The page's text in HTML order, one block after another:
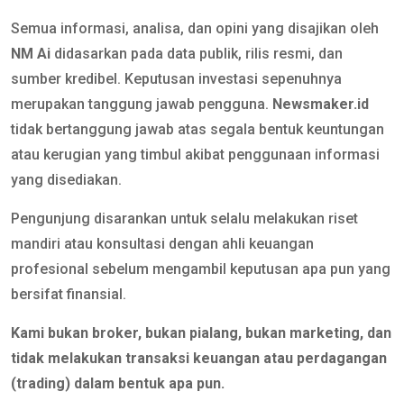
Semua informasi, analisa, dan opini yang disajikan oleh
NM Ai didasarkan pada data publik, rilis resmi, dan
sumber kredibel. Keputusan investasi sepenuhnya
merupakan tanggung jawab pengguna. Newsmaker.id
tidak bertanggung jawab atas segala bentuk keuntungan
atau kerugian yang timbul akibat penggunaan informasi
yang disediakan.
Pengunjung disarankan untuk selalu melakukan riset
mandiri atau konsultasi dengan ahli keuangan
profesional sebelum mengambil keputusan apa pun yang
bersifat finansial.
Kami bukan broker, bukan pialang, bukan marketing, dan
tidak melakukan transaksi keuangan atau perdagangan
(trading) dalam bentuk apa pun.